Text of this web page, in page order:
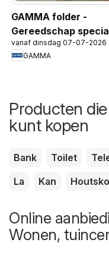
GAMMA folder -
Gereedschap
vanaf dinsdag 07-07-2026
GAMMA
Producten
kunt kopen
Bank Toilet
La
Kan
Online
Wonen,